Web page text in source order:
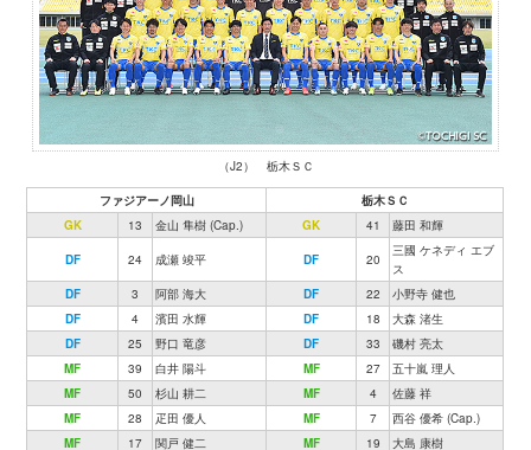
（J2） 栃木ＳＣ
ファジアーノ岡山
栃木ＳＣ
GK
13 金山 隼樹 (Cap.) GK 41 藤田 和輝
DF 24 成瀬 竣平 DF 20
三國 ケネディ エブ
ス
DF
3 阿部 海大 DF 22
小野寺 健也
DF
4 濱田 水輝 DF 18
大森 渚生
DF
25 野口 竜彦 DF 33
磯村 亮太
MF
39 白井 陽斗 MF 27
五十嵐 理人
MF
50 杉山 耕二 MF 4
佐藤 祥
MF
28 疋田 優人 MF 7
西谷 優希 (Cap.)
MF
17 関戸 健二 MF 19
大島 康樹